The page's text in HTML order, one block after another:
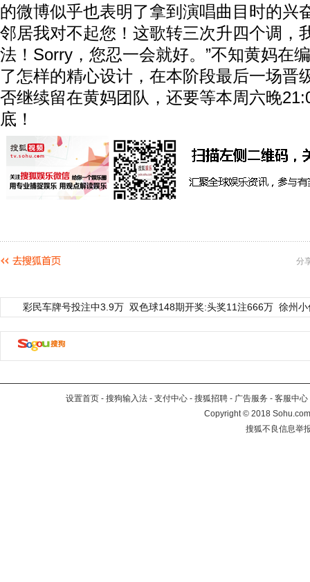
的微博似乎也表明了拿到演唱曲目时的
邻居我对不起您！这歌转三次升四个调，
法！Sorry，您忍一会就好。”不知黄妈在
了怎样的精心设计，在本阶段最后一场晋
否继续留在黄妈团队，还要等本周六晚
底！
分
彩民车牌号投注中3.9万 双色球148期开奖:头奖11注666万 徐州
设置首页 - 搜狗输入法 - 支付中心 - 搜狐招聘 - 广告服务 - 客服中心
Copyright©2018
搜狐不良信息举